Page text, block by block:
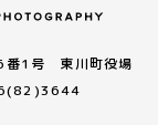
番1号 東川町役場